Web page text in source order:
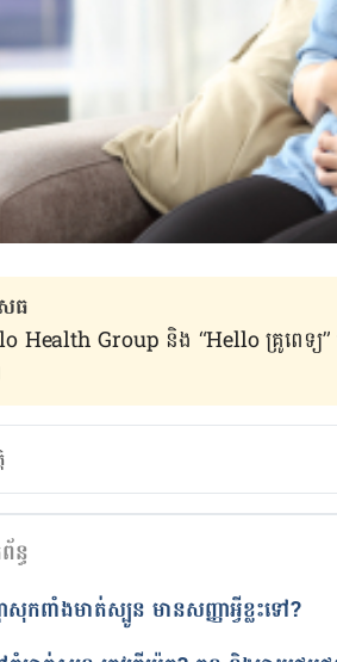
ធ
Health Group និង “Hello គ្រូពេទ្យ” មិ
រែបច្ចុប្បន្ន
2021
ថបទ​ដោយ
នាង សុខុមដាលីញ៉ា
ពិនិត្យដោយ វេជ្ជ. ចាន់ ស៊ីណេត
ចុប្បន្នភាពដោយ៖
ដេត ធន្នី
ធ
សុកពាំងមាត់ស្បូន មានសញ្ញាអ្វីខ្លះទៅ?